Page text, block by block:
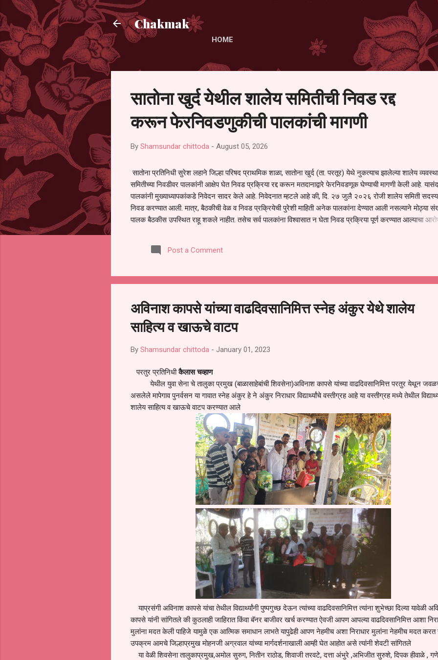
Chakmak
HOME
सातोना खुर्द येथील शालेय समितीची निवड रद्द
करून फेरनिवडणुकीची पालकांची मागणी
By Shamsundar chittoda - August 05, 2026
सातोना प्रतिनिधी सुरेश लहाने जिल्हा परिषद प्राथमिक शाळा, सातोना खुर्द (ता. परतूर) येथे नुकत्याच झालेल्या शालेय
समितीच्या निवडीवर पालकांनी आक्षेप घेत निवड प्रक्रिया रद्द करून मतदानाद्वारे फेरनिवडणूक घेण्याची मागणी केली आहे.
पालकांनी मुख्याध्यापकांकडे निवेदन सादर केले आहे. निवेदनात म्हटले आहे की, दि. २७ जुलै २०२६ रोजी शालेय समिती
निवड करण्यात आली. मात्र, बैठकीची वेळ व निवड प्रक्रियेची पुरेशी माहिती अनेक पालकांना देण्यात आली नसल्याने मोठ्या
पालक बैठकीस उपस्थित राहू शकले नाहीत. तसेच सर्व पालकांना विश्वासात न घेता निवड प्रक्रिया पूर्ण करण्यात आल्याचा
समितीची फेरनिवडणूक घेण्यात यावी, अशी मागणी पालकांनी केली आहे. या निवेदनाच्या प्रती जिल्हा शिक्षण अधिकारी
जालना तसेच तालुका शिक्षण अधिकारी, परतूर यांनाही पाठविण्यात आल्या असून प्रशासन याबाबत काय निर्णय घेते, याकडे
Post a Comment
अविनाश कापसे यांच्या वाढदिवसानिमित्त स्नेह अंकुर येथे शालेय
साहित्य व खाऊचे वाटप
By Shamsundar chittoda - January 01, 2023
परतुर प्रतिनिधीकैलास चव्हाण
येथील युवा सेना चे तालुका प्रमुख (बाळासाहेबांची शिवसेना)अविनाश कापसे यांच्या वाढदिवसानिमित्त परतुर येथून
असलेले मापेगाव पुनर्वसन या गावात स्नेह अंकुर हे ने अंकुर निराधार विद्यार्थ्यांचे वस्तीग्रह आहे या वस्तीग्रह मध्ये तेथील
शालेय साहित्य व खाऊचे वाटप करण्यात आले
याप्रसंगी अविनाश कापसे यांचा तेथील विद्यार्थ्यांनी पुष्पगुच्छ देऊन त्यांच्या वाढदिवसानिमित्त त्यांना शुभेच्छा दिल्या यावेळी
कापसे यांनी सांगितले की कुठलाही जाहिरात किंवा बॅनर बाजीवर खर्च करण्यात ऐवजी आपण आपल्या वाढदिवसानिमित्त आशा
मुलांना मदत केली पाहिजे यामुळे एक आत्मिक समाधान लाभते यापुढेही आपण नेहमीच अशा निराधार मुलांना नेहमीच मदत करत
उपक्रम आमचे जिल्हाप्रमुख मोहनजी अग्रवाल यांच्या मार्गदर्शनाखाली आम्ही घेत आहोत असे त्यांनी शेवटी सांगितले
या वेळी शिवसेना तालुकाप्रमुख,अमोल सुरुग, नितीन राठोड, शिवाजी तरवटे, दत्ता अंभुरे ,अभिजीत सुरुशे, दिपक हीवाळे ,